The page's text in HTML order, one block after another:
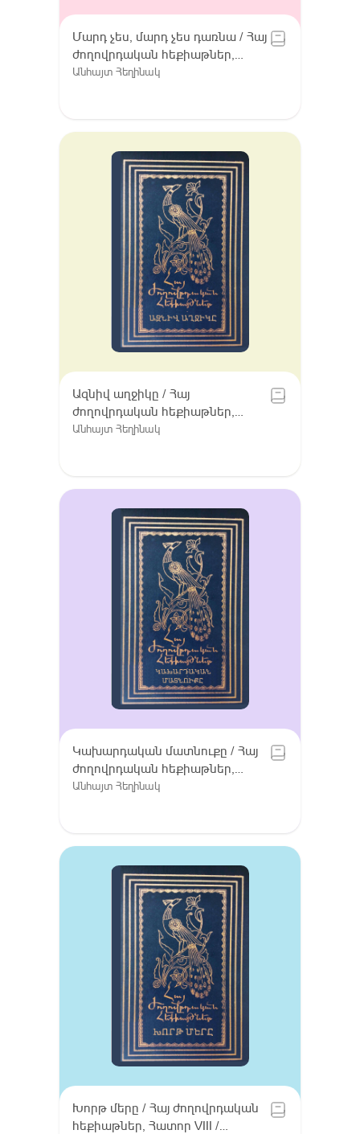
Մարդ չես, մարդ չես դառնա / Հայ
ժողովրդական հեքիաթներ,
Հատոր VIII / Գուգարք (Լոռի),
Անհայտ Հեղինակ
Ազնիվ աղջիկը / Հայ
ժողովրդական հեքիաթներ,
Հատոր VIII / Գուգարք (Լոռի),
Անհայտ Հեղինակ
Կախարդական մատնուքը / Հայ
ժողովրդական հեքիաթներ,
Հատոր VIII / Գուգարք (Լոռի),
Անհայտ Հեղինակ
Խորթ մերը / Հայ ժողովրդական
հեքիաթներ, Հատոր VIII /